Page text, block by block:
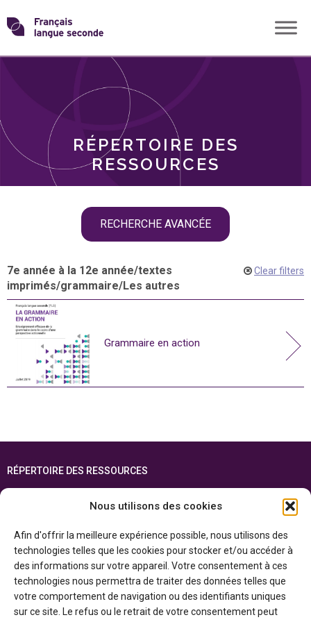
Nous utilisons des cookies
Afin d'offrir la meilleure expérience possible, nous utilisons des
technologies telles que les cookies pour stocker et/ou accéder à
des informations sur votre appareil. Votre consentement à ces
technologies nous permettra de traiter des données telles que
votre comportement de navigation ou des identifiants uniques
sur ce site. Le refus ou le retrait de votre consentement peut
Skip
toTransformons
langue
RÉPERTOIRE DES
RESSOURCES
RECHERCHE AVANCÉE
THÈMES
7e année à la 12e année/textes
imprimés/grammaire/Les autres
Clear filters
Grammaire en action
RÉPERTOIRE DES RESSOURCES
ENGLISH
Cette ressource est réalisée grâce au soutien financier du gouvernement de
l’Ontario et du gouvernement duCanada par l’entremise du ministère du
Patrimoine canadien